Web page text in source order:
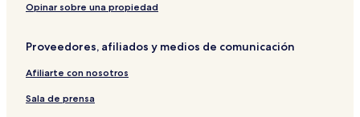
Opinar sobre una propiedad
Proveedores, afiliados y medios de comunicación
Afiliarte con nosotros
Sala de prensa